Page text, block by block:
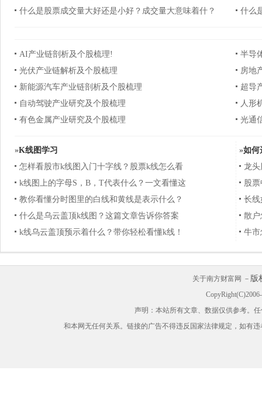
什么是股票成交量大好还是小好？成交量大意味着什？
什么
AI产业链剖析及个股梳理!
半导
光伏产业链解析及个股梳理
房地
新能源汽车产业链剖析及个股梳理
超导
自动驾驶产业研究及个股梳理
人形
有色金属产业研究及个股梳理
光通
»K线图学习
怎样看股市k线图入门十字线？股票k线怎么看
k线图上的字母S，B，T代表什么？一文看懂这
教你看懂分时图里的白线和黄线是表示什么？
什么是乌云盖顶k线图？这篇文章告诉你答案
k线乌云盖顶预示着什么？带你轻松看懂k线！
»如何
龙头
股
长线
散户
牛市
关于南方财富网 － 版
声明：本站所有文章、数据仅供参考。
和本网无任何关系。链接的广告不得违反国家法律规定，如有